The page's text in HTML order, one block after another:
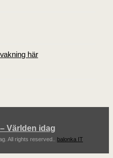
här
Världen idag
All rights reserved.. balonka IT